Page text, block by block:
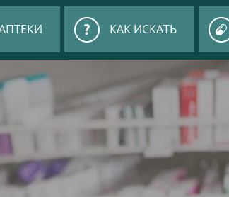
КАК ИСКАТЬ